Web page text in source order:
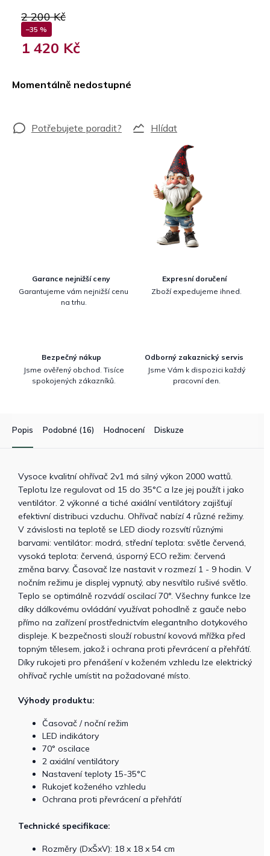
2 200 Kč
–35 %
1 420 Kč
Momentálně nedostupné
Hlídat
Garance nejnižší ceny
Garantujeme vám nejnižší cenu
na trhu.
Expresní doručení
Zboží expedujeme ihned.
Bezpečný nákup
Jsme ověřený obchod. Tisíce
spokojených zákazníků.
Odborný zakaznický servis
Jsme Vám k dispozici každý
pracovní den.
Popis Podobné (16) Hodnocení Diskuze
Vysoce kvalitní ohřívač 2v1 má silný výkon 2000 wattů.
Teplotu lze regulovat od 15 do 35°C a lze jej použít i jako
ventilátor. 2 výkonné a tiché axiální ventilátory zajišťují
efektivní distribuci vzduchu. Ohřívač nabízí 4 různé režimy.
V závislosti na teplotě se LED diody rozsvítí různými
barvami: ventilátor: modrá, střední teplota: světle červená,
vysoká teplota: červená, úsporný ECO režim: červená
změna barvy. Časovač lze nastavit v rozmezí 1 - 9 hodin. V
nočním režimu je displej vypnutý, aby nesvítilo rušivé světlo.
Teplo se optimálně rozvádí oscilací 70°. Všechny funkce lze
díky dálkovému ovládání využívat pohodlně z gauče nebo
přímo na zařízení prostřednictvím elegantního dotykového
displeje. K bezpečnosti slouží robustní kovová mřížka před
topným tělesem, jakož i ochrana proti převrácení a přehřátí.
Díky rukojeti pro přenášení v koženém vzhledu lze elektrický
ohřívač rychle umístit na požadované místo.
Výhody produktu:
Časovač / noční režim
LED indikátory
70° oscilace
2 axiální ventilátory
Nastavení teploty 15-35°C
Rukojeť koženého vzhledu
Ochrana proti převrácení a přehřátí
Technické specifikace:
Rozměry (DxŠxV): 18 x 18 x 54 cm